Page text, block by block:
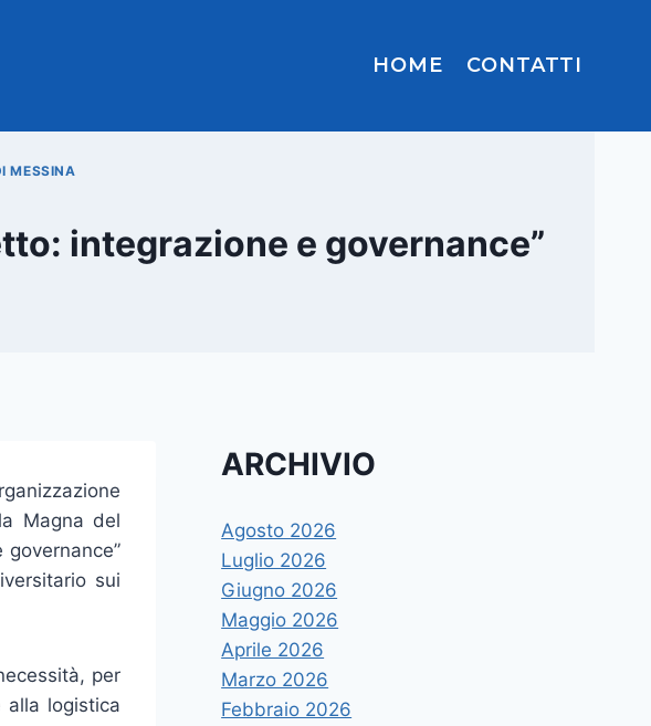
HOME CONTATTI
MESSINA
integrazione e governance”
Magna del
sui
per
logistica
ARCHIVIO
Agosto 2026
Luglio 2026
Giugno 2026
Maggio 2026
Aprile 2026
Marzo 2026
Febbraio 2026